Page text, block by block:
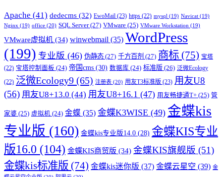
Apache (41) dedecms (32) EwoMail (23) https (22) mysql (19) Navicat (19)
Nginx (19) office (20) SQL Server(27) VMware (25) VMware Workstation (19)
VMware虚拟机 (34) winwebmail (35) WordPress
(199) 专业版 (46) 伪静态 (27) 千方百剂 (27) 商标 (75) 宝塔
(22) 宝塔控制面板 (24) 帝国cms (30) 数据库 (24) 标准版 (26) 泛微Ecology
(22) 泛微Ecology9 (65) 注册表 (20) 用友T3标准版 (23) 用友U8
(56) 用友U8+13.0 (44) 用友U8+16.1 (47) 用友畅捷通T+ (25) 管
家婆 (25) 虚拟机 (24) 金蝶 (35) 金蝶K3WISE (49) 金蝶kis
专业版 (160) 金蝶kis专业版14.0 (28) 金蝶KIS专业
版16.0 (104) 金蝶KIS商贸版 (34) 金蝶KIS旗舰版 (51)
金蝶kis标准版 (74) 金蝶kis迷你版 (37) 金蝶云星空 (39) 金